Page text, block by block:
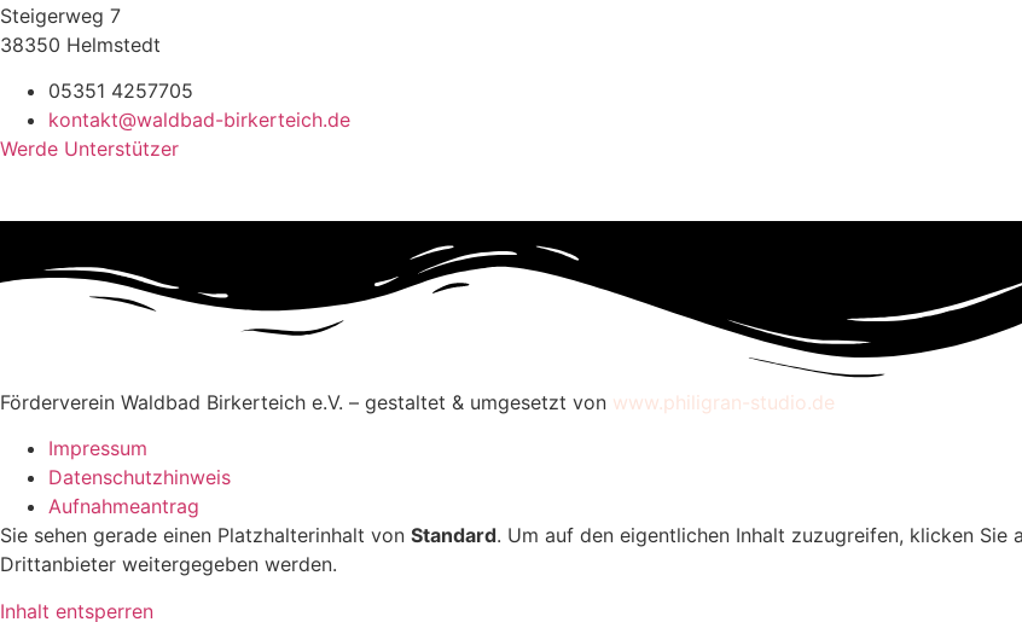
Steigerweg 7
38350 Helmstedt
05351 4257705
kontakt@waldbad-birkerteich.de
Werde Unterstützer
Förderverein Waldbad Birkerteich e.V. – gestaltet & umgesetzt von www.philigran-studio.de
Impressum
Datenschutzhinweis
Aufnahmeantrag
Sie sehen gerade einen Platzhalterinhalt von Standard. Um auf den eigentlichen Inhalt zuzugreifen, klicken
Drittanbieter weitergegeben werden.
Inhalt entsperren